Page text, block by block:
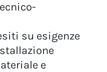
su esigenze
e